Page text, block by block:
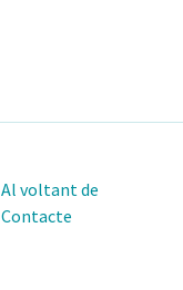
Al voltant de
Contacte